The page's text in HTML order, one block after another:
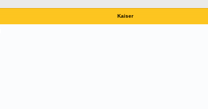
Kaiser